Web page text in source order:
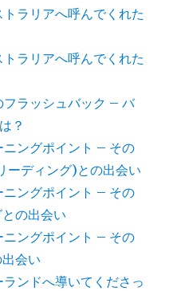
ラリアへ呼んでくれた
ラリアへ呼んでくれた
ラッシュバック – バ
？
ングポイント – その
ーディング)との出会い
ングポイント – その
の出会い
ングポイント – その
会い
ンドへ導いてくださっ